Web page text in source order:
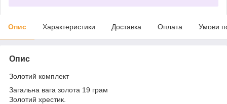
Опис Характеристики Доставка Оплата Умови
Опис
Золотий комплект
Загальна вага золота 19 грам
Золотий хрестик.